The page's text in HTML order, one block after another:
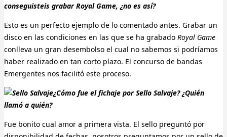
conseguisteis grabar Royal Game, ¿no es así?
Esto es un perfecto ejemplo de lo comentado antes. Grabar un
disco en las condiciones en las que se ha grabado Royal Game
conlleva un gran desembolso el cual no sabemos si podríamos
haber realizado en tan corto plazo. El concurso de bandas
Emergentes nos facilitó este proceso.
¿Cómo fue el fichaje por Sello Salvaje? ¿Quién
llamó a quién?
Fue bonito cual amor a primera vista. El sello preguntó por